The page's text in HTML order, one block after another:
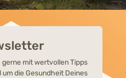
mit wertvollen Tipps
die Gesundheit Deines